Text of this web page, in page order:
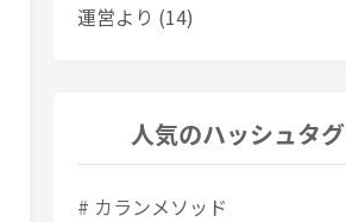
運営より (14)
人気のハッシュタグ
# カランメソッド